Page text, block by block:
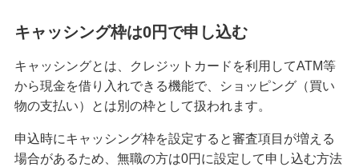
の手順や注意点も解説
クレジットカードのデメリットとは？安全に利用
するためのポイントを分かりやすく紹介
クレジットカードの在籍確認とは？タイミングや
確認内容、対応方法を解説
キャッシング枠は0円で申し込む
キャッシングとは、クレジットカードを利用してATM等
から現金を借り入れできる機能で、ショッピング（買い
物の支払い）とは別の枠として扱われます。
申込時にキャッシング枠を設定すると審査項目が増える
場合があるため、無職の方は0円に設定して申し込む方法